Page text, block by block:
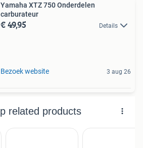
Yamaha XTZ 750 Onderdelen
carburateur
€ 49,95 Details
Bezoek website 3 aug 26